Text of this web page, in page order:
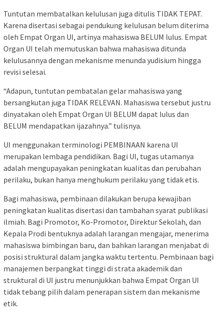
Tuntutan membatalkan kelulusan juga ditulis TIDAK TEPAT.
Karena disertasi sebagai pendukung kelulusan belum diterima
oleh Empat Organ UI, artinya mahasiswa BELUM lulus. Empat
Organ UI telah memutuskan bahwa mahasiswa ditunda
kelulusannya dengan mekanisme menunda yudisium hingga
revisi selesai.
“Adapun, tuntutan pembatalan gelar mahasiswa yang
bersangkutan juga TIDAK RELEVAN. Mahasiswa tersebut justru
dinyatakan oleh Empat Organ UI BELUM dapat lulus dan
BELUM mendapatkan ijazahnya.” tulisnya.
UI menggunakan terminologi PEMBINAAN karena UI
merupakan lembaga pendidikan. Bagi UI, tugas utamanya
adalah mengupayakan peningkatan kualitas dan perubahan
perilaku, bukan hanya menghukum perilaku yang tidak etis.
Bagi mahasiswa, pembinaan dilakukan berupa kewajiban
peningkatan kualitas disertasi dan tambahan syarat publikasi
ilmiah. Bagi Promotor, Ko-Promotor, Direktur Sekolah, dan
Kepala Prodi bentuknya adalah larangan mengajar, menerima
mahasiswa bimbingan baru, dan bahkan larangan menjabat di
posisi struktural dalam jangka waktu tertentu. Pembinaan bagi
manajemen berpangkat tinggi di strata akademik dan
struktural di UI justru menunjukkan bahwa Empat Organ UI
tidak tebang pilih dalam penerapan sistem dan mekanisme
etik.